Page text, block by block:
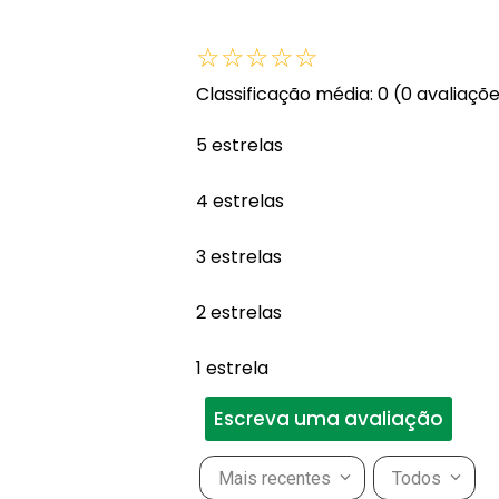
☆☆☆☆☆
Classificação média: 0 (0
5 estrelas
4 estrelas
3 estrelas
2 estrelas
1 estrela
Escreva uma avaliação
Mais recentes Todos